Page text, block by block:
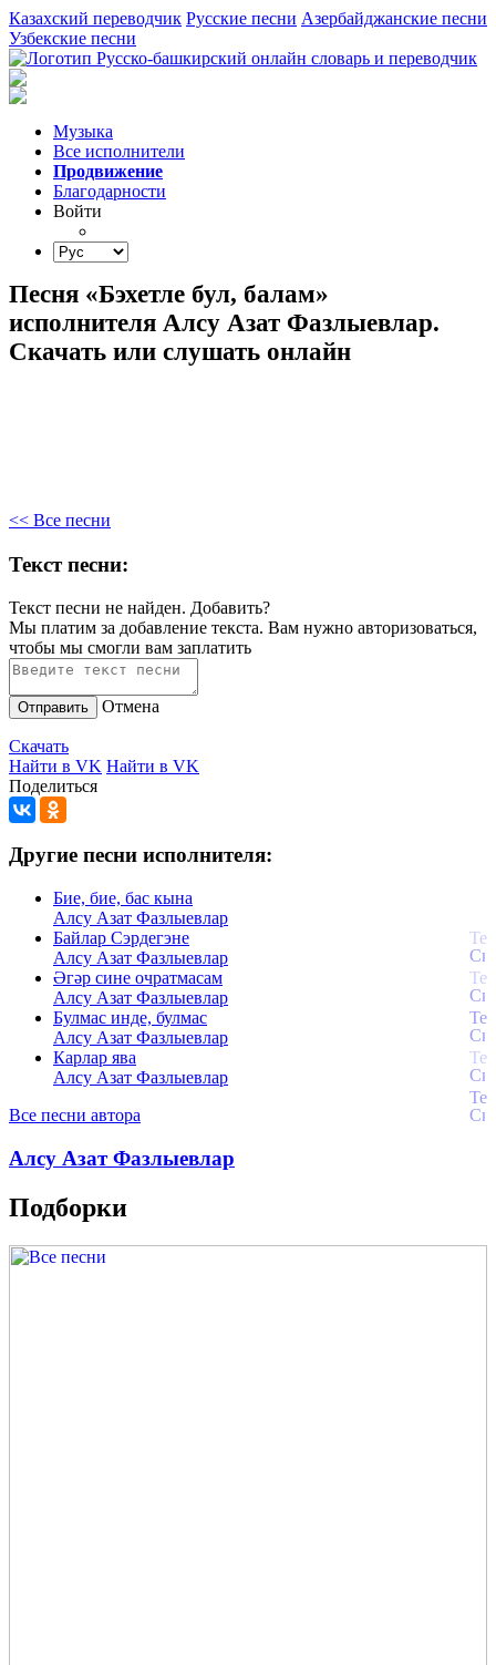
Казахский переводчик Русские песни Азербайджанские песни
Узбекские песни
Музыка
Все исполнители
Продвижение
Благодарности
Войти
Песня «Бэхетле бул, балам»
исполнителя Алсу Азат Фазлыевлар.
Скачать или слушать онлайн
<< Все песни
Текст песни:
Текст песни не найден. Добавить?
Мы платим за добавление текста. Вам нужно авторизоваться,
чтобы мы смогли вам заплатить
Отправить Отмена
Скачать
Найти в VK Найти в VK
Поделиться
Другие песни исполнителя:
Бие, бие, бас кына
Алсу Азат Фазлыевлар
Байлар Сэрдегэне
Алсу Азат Фазлыевлар
Әгәр сине очратмасам
Алсу Азат Фазлыевлар
Булмас инде, булмас
Алсу Азат Фазлыевлар
Карлар ява
Алсу Азат Фазлыевлар
Все песни автора
Алсу Азат Фазлыевлар
Подборки